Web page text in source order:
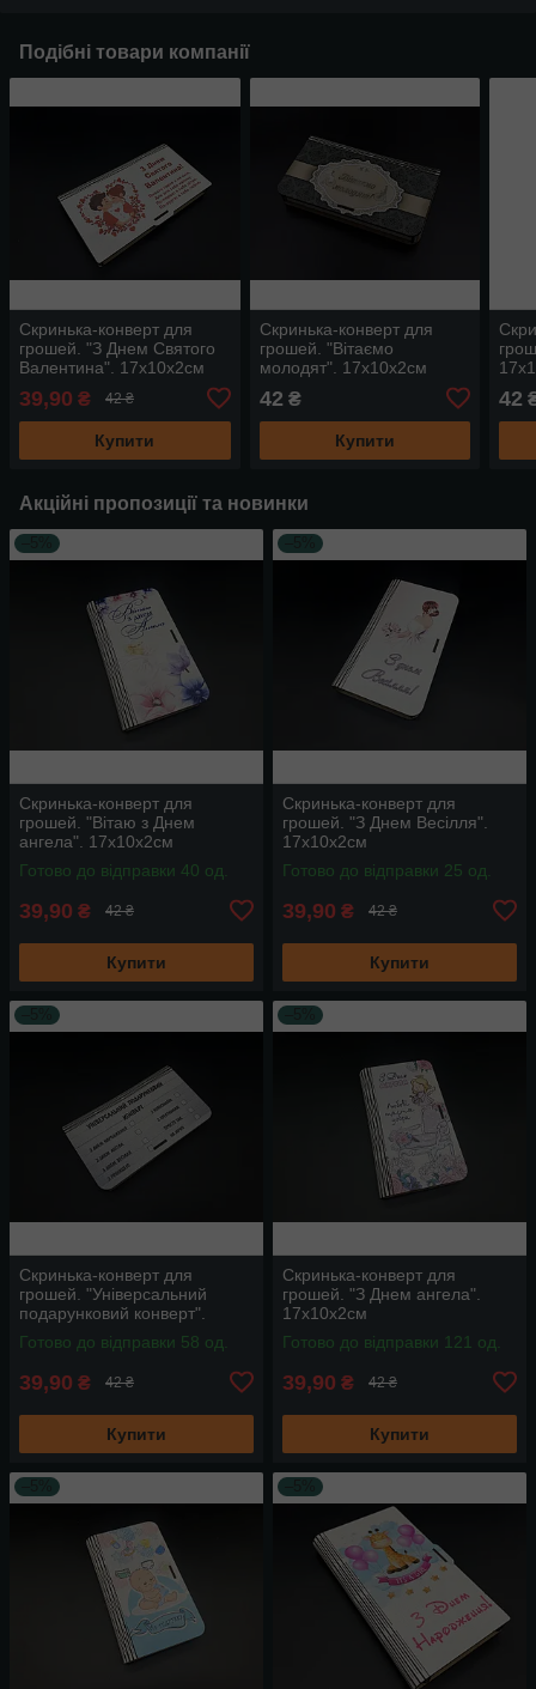
Подібні товари компанії
Скринька-конверт для
грошей. "З Днем Святого
Валентина". 17х10х2см
39,90 ₴ 42 ₴
Купити
Скринька-конверт для
грошей. "Вітаємо
молодят". 17х10х2см
42 ₴
Купити
42
Акційні пропозиції та новинки
Скринька-конверт для
грошей. "Вітаю з Днем
ангела". 17х10х2см
Готово до відправки 40 од.
39,90 ₴ 42 ₴
Купити
Скринька-конверт для
грошей. "З Днем Весілля".
17х10х2см
Готово до відправки 25 од.
39,90 ₴ 42 ₴
Купити
Скринька-конверт для
грошей. "Універсальний
подарунковий конверт".
17х10х2см
Готово до відправки 58 од.
39,90 ₴ 42 ₴
Купити
Скринька-конверт для
грошей. "З Днем ангела".
17х10х2см
Готово до відправки 121 од.
39,90 ₴ 42 ₴
Купити